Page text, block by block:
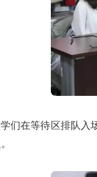
们在等待区排队入